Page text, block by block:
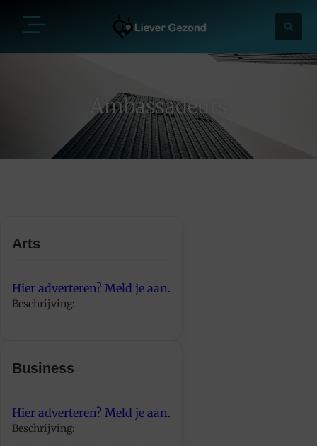
Ambassadeurs
Arts
Hier adverteren? Meld je aan.
Beschrijving:
Business
Hier adverteren? Meld je aan.
Beschrijving: